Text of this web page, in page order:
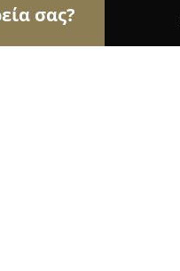
σας?